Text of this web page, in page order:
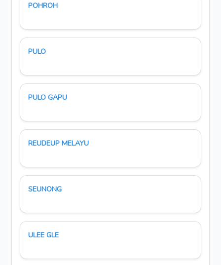
POHROH
PULO
PULO GAPU
REUDEUP MELAYU
SEUNONG
ULEE GLE